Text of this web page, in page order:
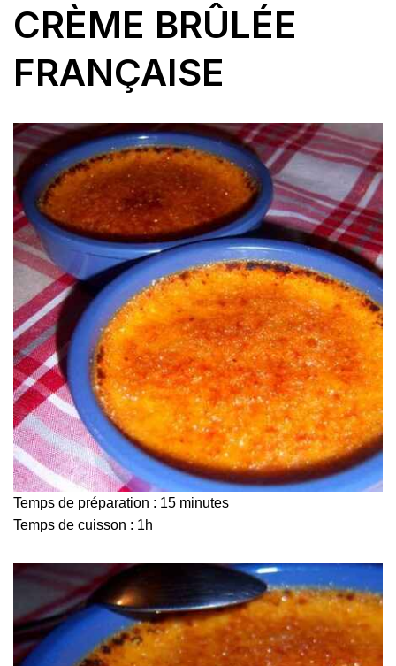
CRÈME BRÛLÉE
FRANÇAISE
Temps de préparation : 15 minutes
Temps de cuisson : 1h